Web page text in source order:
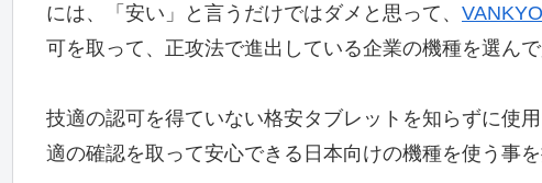
には、「安い」と言うだけではダメと思って、
可を取って、正攻法で進出している企業の機種を選ん
技適の認可を得ていない格安タブレットを知らずに使
適の確認を取って安心できる日本向けの機種を使う事を